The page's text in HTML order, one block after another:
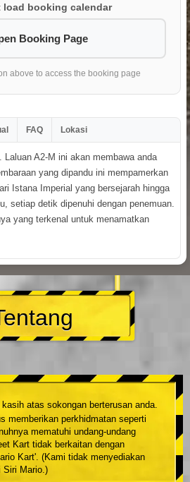
load booking calendar
Booking Page
above to access the booking page
FAQ Lokasi
Laluan A2-M ini akan membawa anda
yang dipandu ini mempamerkan
Istana Imperial yang bersejarah hingga
setiap detik dipenuhi dengan penemuan.
yang terkenal untuk menamatkan
kasih atas sokongan berterusan anda.
memberikan perkhidmatan seperti
mematuhi undang-undang
Kart tidak berkaitan dengan
Kart'. (Kami tidak menyediakan
Siri Mario.)